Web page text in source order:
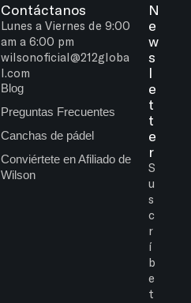
Contáctanos
Lunes a Viernes de 9:00
am a 6:00 pm
wilsonoficial@212globa
l.com
Blog
Preguntas Frecuentes
Canchas de pádel
Conviértete en Afiliado de
Wilson
N
e
w
s
l
e
t
t
e
r
S
u
s
c
r
í
b
e
t